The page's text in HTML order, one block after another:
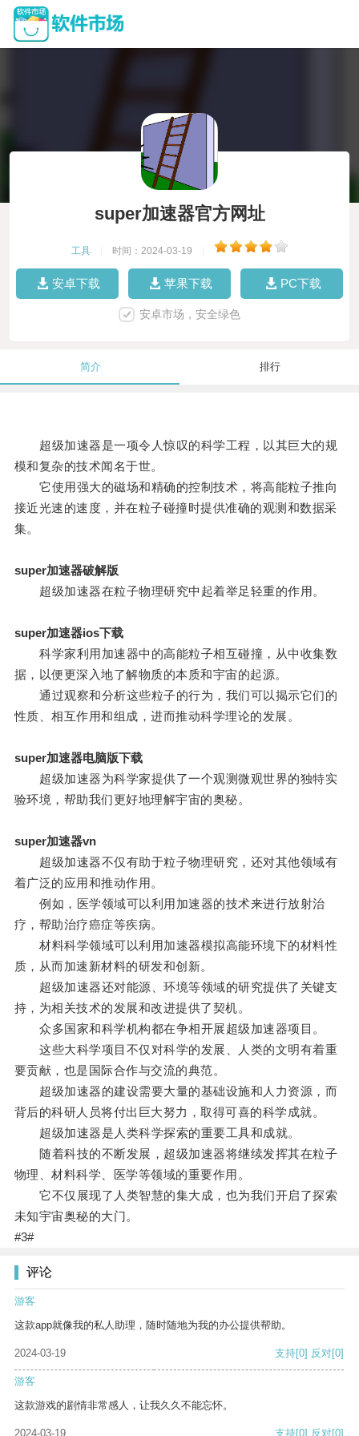
super加速器官方网址
工具 时间：2024-03-19
安卓下载 苹果下载 PC下载
安卓市场，安全绿色
简介 排行
超级加速器是一项令人惊叹的科学工程，以其巨大的规
模和复杂的技术闻名于世。
它使用强大的磁场和精确的控制技术，将高能粒子推向
接近光速的速度，并在粒子碰撞时提供准确的观测和数据采
集。
super加速器破解版
超级加速器在粒子物理研究中起着举足轻重的作用。
super加速器ios下载
科学家利用加速器中的高能粒子相互碰撞，从中收集数
据，以便更深入地了解物质的本质和宇宙的起源。
通过观察和分析这些粒子的行为，我们可以揭示它们的
性质、相互作用和组成，进而推动科学理论的发展。
super加速器电脑版下载
超级加速器为科学家提供了一个观测微观世界的独特实
验环境，帮助我们更好地理解宇宙的奥秘。
super加速器vn
超级加速器不仅有助于粒子物理研究，还对其他领域有
着广泛的应用和推动作用。
例如，医学领域可以利用加速器的技术来进行放射治
疗，帮助治疗癌症等疾病。
材料科学领域可以利用加速器模拟高能环境下的材料性
质，从而加速新材料的研发和创新。
超级加速器还对能源、环境等领域的研究提供了关键支
持，为相关技术的发展和改进提供了契机。
众多国家和科学机构都在争相开展超级加速器项目。
这些大科学项目不仅对科学的发展、人类的文明有着重
要贡献，也是国际合作与交流的典范。
超级加速器的建设需要大量的基础设施和人力资源，而
背后的科研人员将付出巨大努力，取得可喜的科学成就。
超级加速器是人类科学探索的重要工具和成就。
随着科技的不断发展，超级加速器将继续发挥其在粒子
物理、材料科学、医学等领域的重要作用。
它不仅展现了人类智慧的集大成，也为我们开启了探索
未知宇宙奥秘的大门。
#3#
评论
游客
这款app就像我的私人助理，随时随地为我的办公提供帮助。
2024-03-19 支持[0] 反对[0]
游客
这款游戏的剧情非常感人，让我久久不能忘怀。
2024-03-19 支持[0] 反对[0]